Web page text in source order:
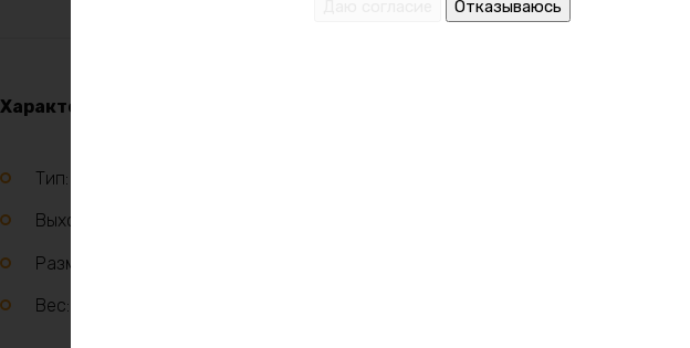
Доставка Гарантия
Характеристики:
Тип: Lifepo4/Li-NMC
Выходное напряжение: 14.6V
Размеры:210х95х75мм
Вес: 1.3 кг